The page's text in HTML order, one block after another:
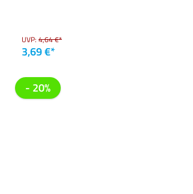
UVP: 4,64 €*
3,69 €*
- 20%